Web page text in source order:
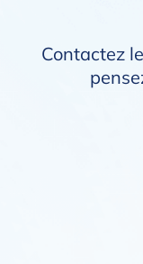
Contactez